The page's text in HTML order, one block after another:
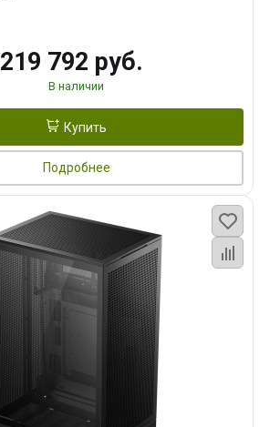
219 792 руб.
В наличии
Купить
Подробнее